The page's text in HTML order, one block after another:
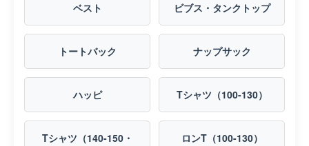
ベスト ビブス・タンクトップ
トートバック ナップサック
ハッピ Tシャツ（100-130）
Tシャツ（140-150・
ロンT（100-130）